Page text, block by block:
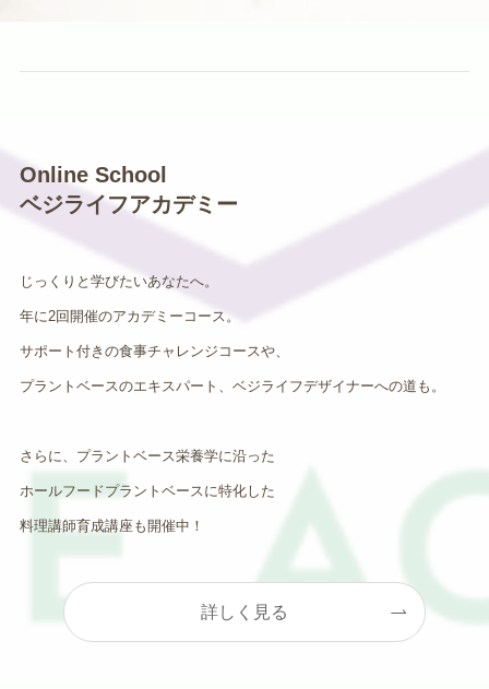
Online School
ベジライフアカデミー
じっくりと学びたいあなたへ。
年に2回開催のアカデミーコース。
サポート付きの食事チャレンジコースや、
プラントベースのエキスパート、ベジライフデザイナーへの道も。
さらに、プラントベース栄養学に沿った
ホールフードプラントベースに特化した
料理講師育成講座も開催中！
詳しく見る